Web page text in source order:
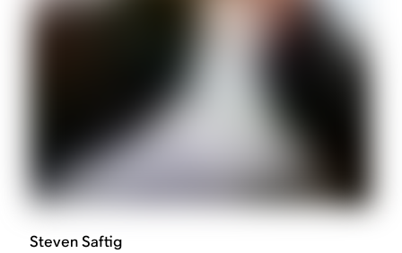
Steven Saftig